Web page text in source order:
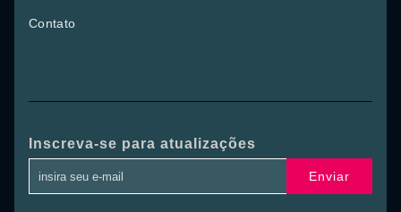
Contato
Inscreva-se para atualizações
Enviar